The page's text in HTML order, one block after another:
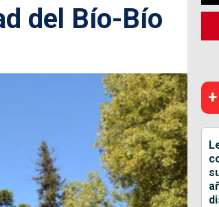
del Bío-Bío